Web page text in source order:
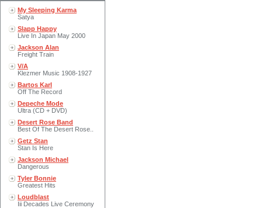
My Sleeping Karma
Satya
Slapp Happy
Live In Japan May 2000
Jackson Alan
Freight Train
V/A
Klezmer Music 1908-1927
Bartos Karl
Off The Record
Depeche Mode
Ultra (CD + DVD)
Desert Rose Band
Best Of The Desert Rose..
Getz Stan
Stan Is Here
Jackson Michael
Dangerous
Tyler Bonnie
Greatest Hits
Loudblast
Iii Decades Live Ceremony